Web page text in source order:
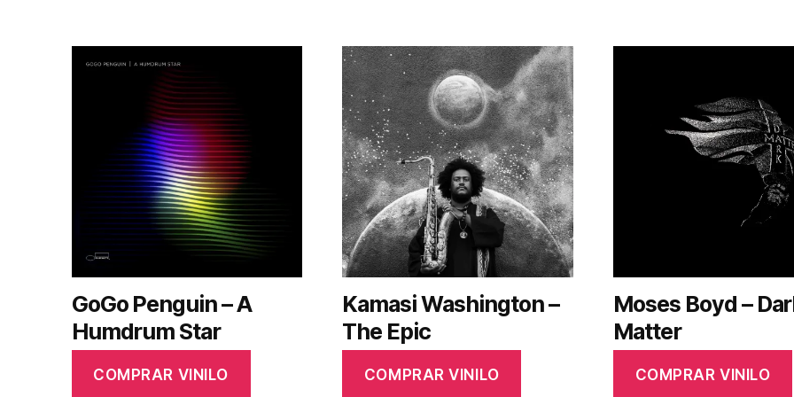
GoGo Penguin – A
Humdrum Star
COMPRAR VINILO
Kamasi Washington –
The Epic
COMPRAR VINILO
Moses Boyd –
Matter
COMPRAR VINILO